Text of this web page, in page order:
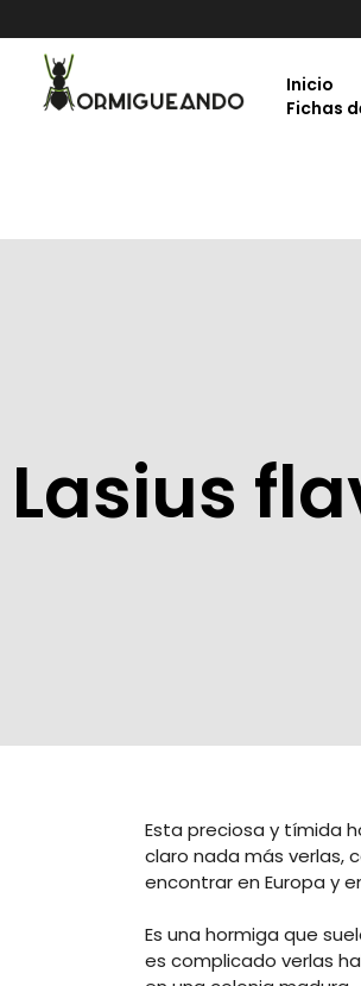
Inicio
Fichas
Lasius
Esta preciosa y tímida
claro nada más verlas,
encontrar en Europa y
Es una hormiga que
es complicado verlas